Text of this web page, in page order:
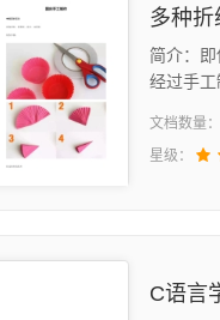
简介：即
经过手工
东西。开
赶紧来
文档数量
星级：
C语言